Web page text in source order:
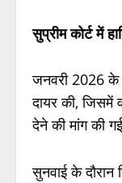
सुप्रीम कोर्ट में
जनवरी 2026 के
दायर की, जिसमें
देने की मांग की
सुनवाई के दौरान